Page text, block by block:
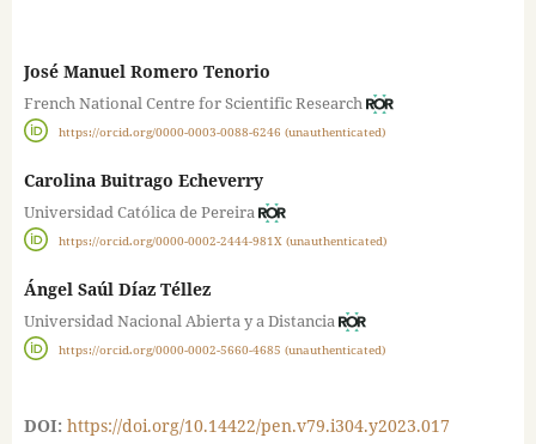
José Manuel Romero Tenorio
French National Centre for Scientific Research
https://orcid.org/0000-0003-0088-6246 (unauthenticated)
Carolina Buitrago Echeverry
Universidad Católica de Pereira
https://orcid.org/0000-0002-2444-981X (unauthenticated)
Ángel Saúl Díaz Téllez
Universidad Nacional Abierta y a Distancia
https://orcid.org/0000-0002-5660-4685 (unauthenticated)
DOI: https://doi.org/10.14422/pen.v79.i304.y2023.017